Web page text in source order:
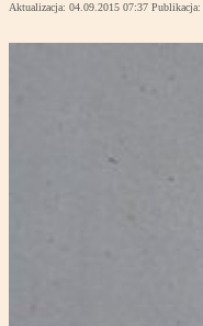
Aktualizacja: 04.09.2015 07:37 Publikacja: